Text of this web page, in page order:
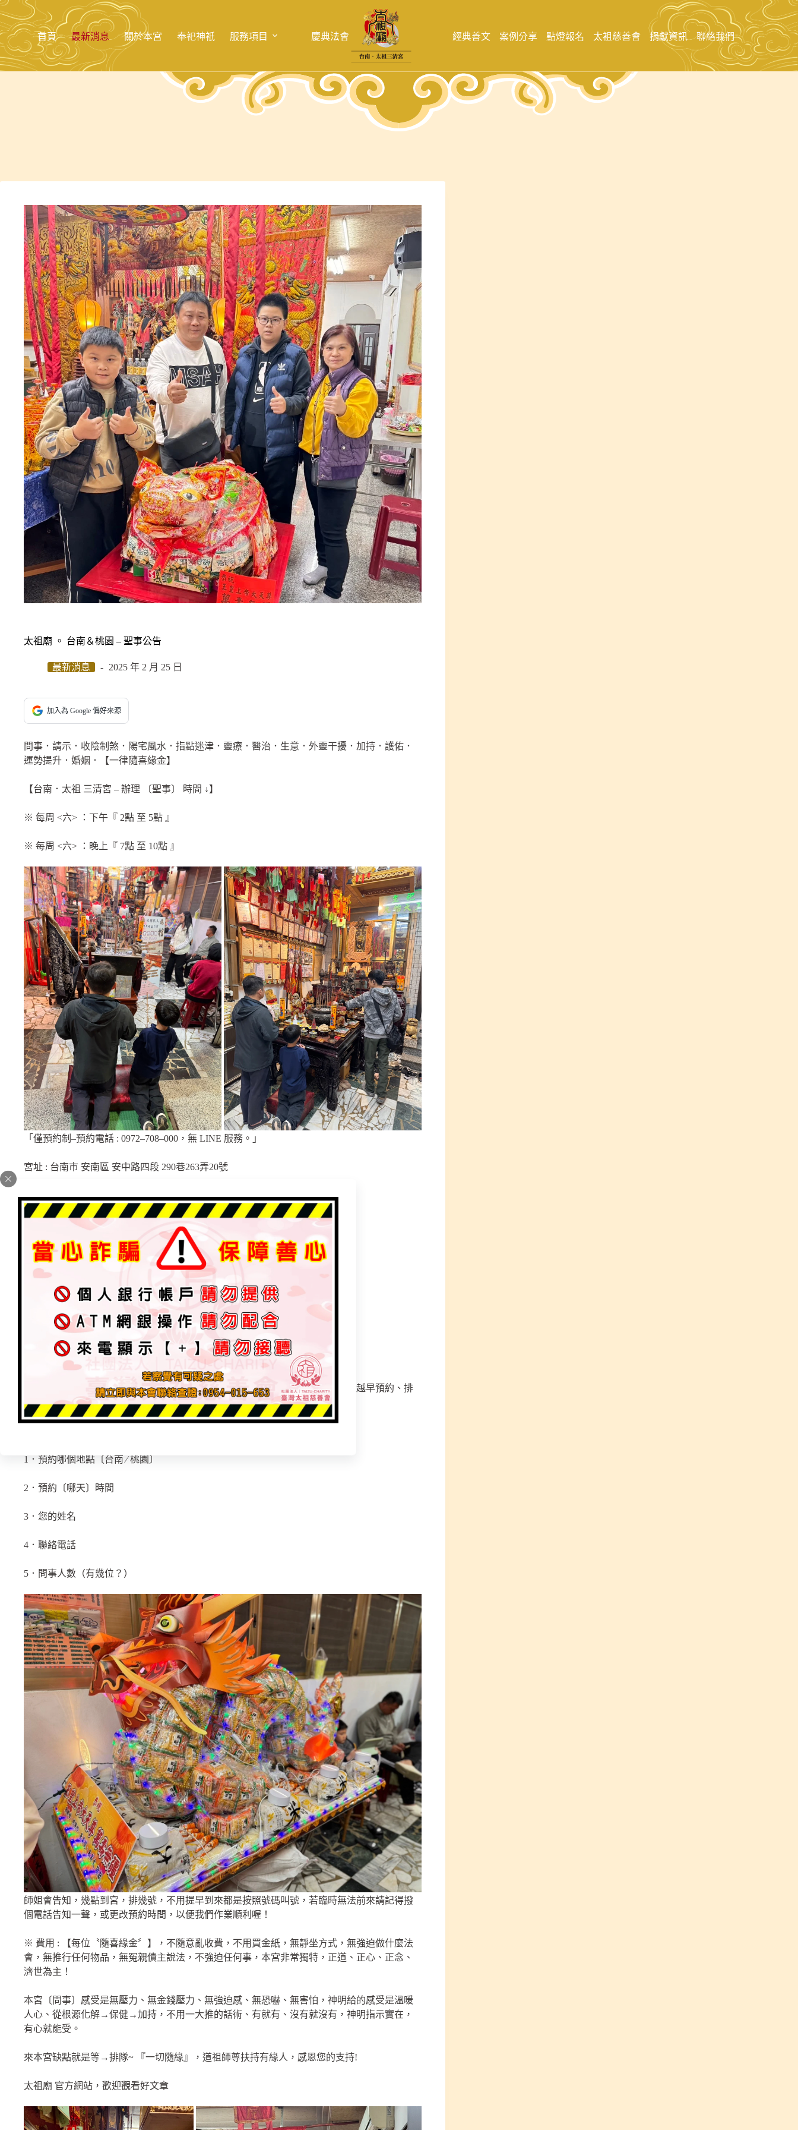
跳
至
主
要
內
首頁 最新消息 關於本宮 奉祀神祇 服務項目 慶典法會 經典善文 案例分享 點燈報名 太袓慈善會 捐獻資訊 聯絡我們
太祖廟 。 台南＆桃園 – 聖事公告
最新消息 2025 年 2 月 25 日
加入為 Google 偏好來源
問事．請示．收陰制煞．陽宅風水．指點迷津．靈療．醫治．生意．外靈干擾．加持．護佑．
運勢提升．婚姻．【一律隨喜緣金】
【台南．太祖 三清宮 – 辦理 〔聖事〕 時間 ↓】
※ 每周 <六> ：下午『 2點 至 5點 』
※ 每周 <六> ：晚上『 7點 至 10點 』
「僅預約制–預約電話 : 0972–708–000，無 LINE 服務。」
宮址 : 台南市 安南區 安中路四段 290巷263弄20號
【桃園．玉清聖境 – 辦理 〔聖事〕 時間 ↓】
※ 每周 ：<二> 晚上 『 7 : 30 至 10 : 30 』
※ 每周 ：<四> 晚上 『 7 : 30 至 10 : 30』
「僅預約制–預約電話 : 0972–708–000，無 LINE 服務。」
宮址 : 桃園市 新屋區 東福路二段836號
———————————————
信徒眾多採用「預約制 – 掛號」方便掌控人數，限制聖事日人數，額滿不受理，越早預約、排
號越早，前幾禮拜都可撥打電話預約！
1．預約哪個地點〔台南 ∕ 桃園〕
2．預約〔哪天〕時間
3．您的姓名
4．聯絡電話
5．問事人數（有幾位？）
師姐會告知，幾點到宮，排幾號，不用提早到來都是按照號碼叫號，若臨時無法前來請記得撥
個電話告知一聲，或更改預約時間，以便我們作業順利喔！
※ 費用 : 【每位〝隨喜緣金〞】，不隨意亂收費，不用買金紙，無靜坐方式，無強迫做什麼法
會，無推行任何物品，無冤親債主說法，不強迫任何事，本宮非常獨特，正道、正心、正念、
濟世為主！
本宮〔問事〕感受是無壓力、無金錢壓力、無強迫感、無恐嚇、無害怕，神明給的感受是溫暖
人心、從根源化解→保健→加持，不用一大推的話術、有就有、沒有就沒有，神明指示實在，
有心就能受。
來本宮缺點就是等→排隊~ 『一切隨緣』，道祖師尊扶持有緣人，感恩您的支持!
太祖廟 官方網站，歡迎觀看好文章